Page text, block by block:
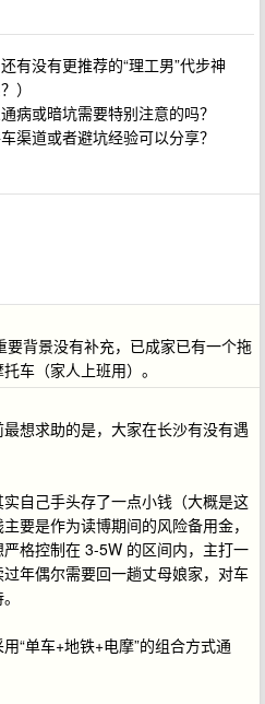
有没有更推荐的“理工男”代步神
）
病或暗坑需要特别注意的吗？
渠道或者避坑经验可以分享？
背景没有补充，已成家已有一个拖
车（家人上班用）。
想求助的是，大家在长沙有没有遇
自己手头存了一点小钱（大概是这
要是作为读博期间的风险备用金，
格控制在 3-5W 的区间内，主打一
年偶尔需要回一趟丈母娘家，对车
“单车+地铁+电摩”的组合方式通